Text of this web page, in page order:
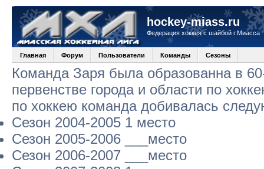
hockey-miass.ru
Федерация хоккея с шайбой г.Миасса
Главная Форум Пользователи Команды Сезоны
Команда Заря была образованна в
первенстве города и области по
по хоккею команда добивалась
Сезон 2004-2005 1 место
Сезон 2005-2006 ___место
Сезон 2006-2007 ___место